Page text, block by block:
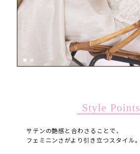
Style Points
サテンの艶感と合わさることで、
フェミニンさがより引き立つスタイル。